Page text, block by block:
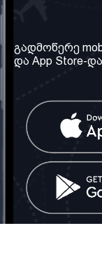
ჩვენ შესახებ
ჩვენი
კონტაქტი
საქართველო:
ტელ: 032 2 04
ელ. ფოსტა:
გადმოწერე
და App Store-